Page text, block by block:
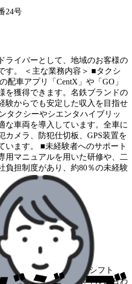
24号
ライバーとして、地域のお客様の
す。 ＜主な業務内容＞ ■タクシ
配車アプリ「CentX」や「GO」
を獲得できます。名鉄ブランドの
験からでも安定した収入を目指せ
タクシーやシエンタハイブリッ
な車両を導入しています。全車に
カメラ、防犯仕切板、GPS装置を
います。 ■未経験者へのサポート
用マニュアルを用いた研修や、二
負担制度があり、約80％の未経験
た柔軟な働き方＞ 固定シフト
ど、個々のライフスタイルに合わ